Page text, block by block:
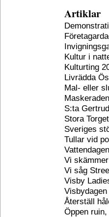
Artiklar
Kultur i
Kulturting
Livrädda
Mal- eller
S:ta
Stora
Sveriges
Tullar vid
Vi
Vi såg
Visby
Återställ
Öppen ruin,